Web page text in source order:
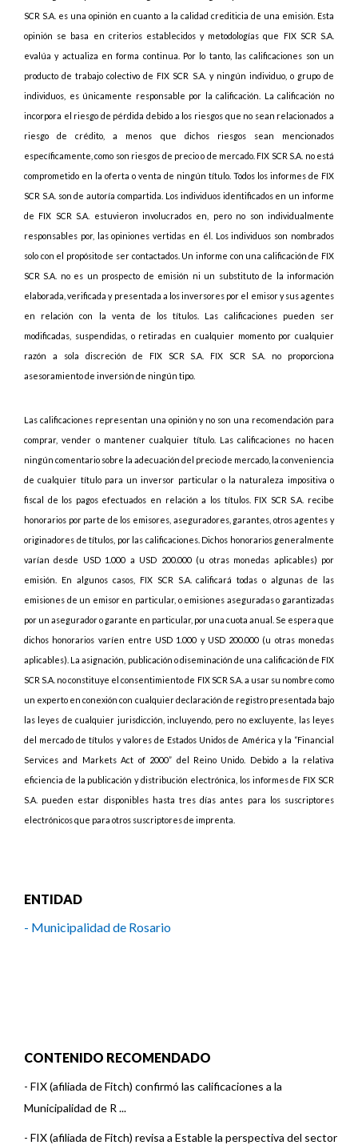
SCR S.A. es una opinión en cuanto a la calidad crediticia de una emisión. Esta
opinión se basa en criterios establecidos y metodologías que FIX SCR S.A.
evalúa y actualiza en forma continua. Por lo tanto, las calificaciones son un
producto de trabajo colectivo de FIX SCR S.A. y ningún individuo, o grupo de
individuos, es únicamente responsable por la calificación. La calificación no
incorpora el riesgo de pérdida debido a los riesgos que no sean relacionados a
riesgo de crédito, a menos que dichos riesgos sean mencionados
específicamente, como son riesgos de precio o de mercado. FIX SCR S.A. no está
comprometido en la oferta o venta de ningún título. Todos los informes de FIX
SCR S.A. son de autoría compartida. Los individuos identificados en un informe
de FIX SCR S.A. estuvieron involucrados en, pero no son individualmente
responsables por, las opiniones vertidas en él. Los individuos son nombrados
solo con el propósito de ser contactados. Un informe con una calificación de FIX
SCR S.A. no es un prospecto de emisión ni un substituto de la información
elaborada, verificada y presentada a los inversores por el emisor y sus agentes
en relación con la venta de los títulos. Las calificaciones pueden ser
modificadas, suspendidas, o retiradas en cualquier momento por cualquier
razón a sola discreción de FIX SCR S.A. FIX SCR S.A. no proporciona
asesoramiento de inversión de ningún tipo.
Las calificaciones representan una opinión y no son una recomendación para
comprar, vender o mantener cualquier título. Las calificaciones no hacen
ningún comentario sobre la adecuación del precio de mercado, la conveniencia
de cualquier título para un inversor particular o la naturaleza impositiva o
fiscal de los pagos efectuados en relación a los títulos. FIX SCR S.A. recibe
honorarios por parte de los emisores, aseguradores, garantes, otros agentes y
originadores de títulos, por las calificaciones. Dichos honorarios generalmente
varían desde USD 1.000 a USD 200.000 (u otras monedas aplicables) por
emisión. En algunos casos, FIX SCR S.A. calificará todas o algunas de las
emisiones de un emisor en particular, o emisiones aseguradas o garantizadas
por un asegurador o garante en particular, por una cuota anual. Se espera que
dichos honorarios varíen entre USD 1.000 y USD 200.000 (u otras monedas
aplicables). La asignación, publicación o diseminación de una calificación de FIX
SCR S.A. no constituye el consentimiento de FIX SCR S.A. a usar su nombre como
un experto en conexión con cualquier declaración de registro presentada bajo
las leyes de cualquier jurisdicción, incluyendo, pero no excluyente, las leyes
del mercado de títulos y valores de Estados Unidos de América y la “Financial
Services and Markets Act of 2000” del Reino Unido. Debido a la relativa
eficiencia de la publicación y distribución electrónica, los informes de FIX SCR
S.A. pueden estar disponibles hasta tres días antes para los suscriptores
electrónicos que para otros suscriptores de imprenta.
ENTIDAD
- Municipalidad de Rosario
CONTENIDO RECOMENDADO
- FIX (afiliada de Fitch) confirmó las calificaciones a la
Municipalidad de R ...
- FIX (afiliada de Fitch) revisa a Estable la perspectiva del sector